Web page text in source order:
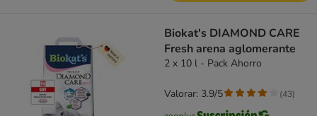
Biokat's DIAMOND CARE
Fresh arena aglomerante
2 x 10 l - Pack Ahorro
Valorar: 3.9/5 (43)